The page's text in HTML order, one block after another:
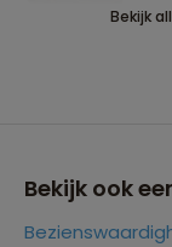
Bekijk
Bekijk ook